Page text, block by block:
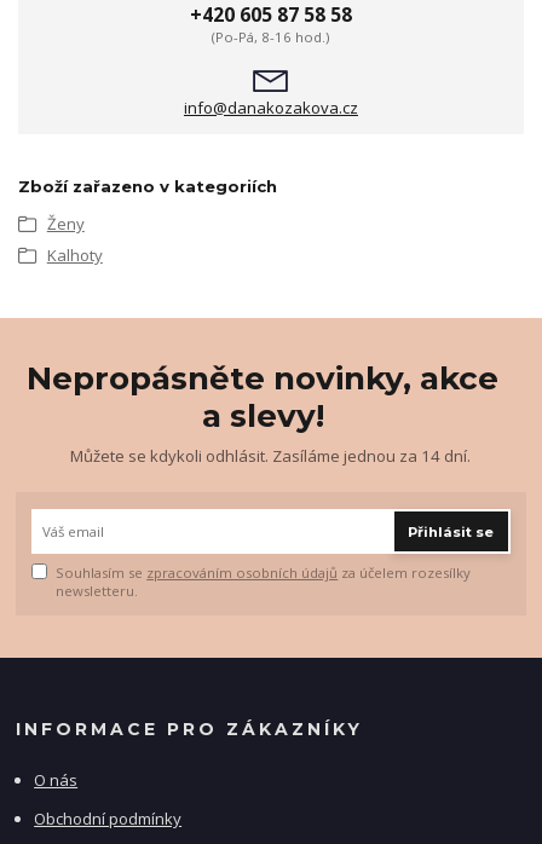
+420 605 87 58 58
(Po-Pá, 8-16 hod.)
info@danakozakova.cz
Zboží zařazeno v kategoriích
Ženy
Kalhoty
Nepropásněte novinky, akce
a slevy!
Můžete se kdykoli odhlásit. Zasíláme jednou za 14 dní.
Přihlásit se
Souhlasím se zpracováním osobních údajů za účelem rozesílky
newsletteru.
INFORMACE PRO ZÁKAZNÍKY
O nás
Obchodní podmínky